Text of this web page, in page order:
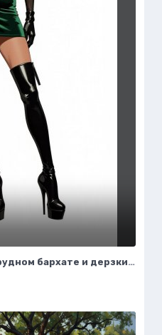
Элегантный силуэт в изумрудном бархате и дерзких ботфортах. Нейросеть Flux 1